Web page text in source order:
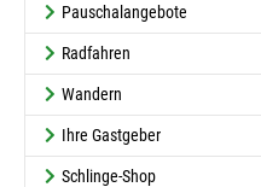
Pauschalangebote
Radfahren
Wandern
Ihre Gastgeber
Schlinge-Shop